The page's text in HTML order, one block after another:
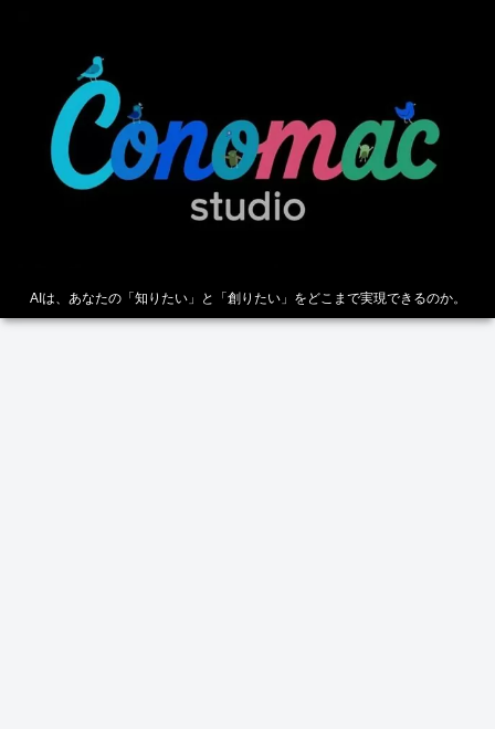
AIは、あなたの「知りたい」と「創りたい」をどこまで実現できるのか。